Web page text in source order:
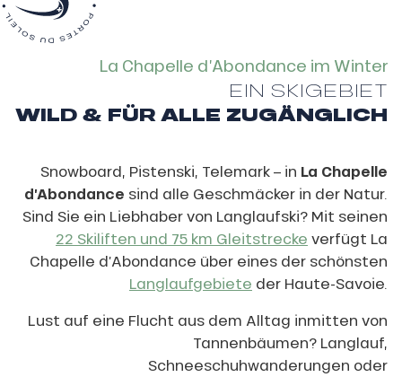
La Chapelle d’Abondance im Winter
EIN SKIGEBIET
WILD & FÜR ALLE ZUGÄNGLICH
Snowboard, Pistenski, Telemark – in La Chapelle
d’Abondance sind alle Geschmäcker in der Natur.
Sind Sie ein Liebhaber von Langlaufski? Mit seinen
22 Skiliften und 75 km Gleitstrecke verfügt La
Chapelle d’Abondance über eines der schönsten
Langlaufgebiete der Haute-Savoie.
Lust auf eine Flucht aus dem Alltag inmitten von
Tannenbäumen? Langlauf,
Schneeschuhwanderungen oder